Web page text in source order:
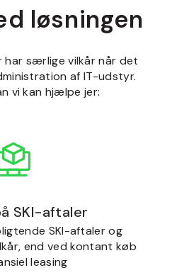
løsningen
har særlige vilkår når det
af IT-udstyr.
vi kan hjælpe jer:
SKI-aftaler
SKI-aftaler og
end ved kontant køb
leasing